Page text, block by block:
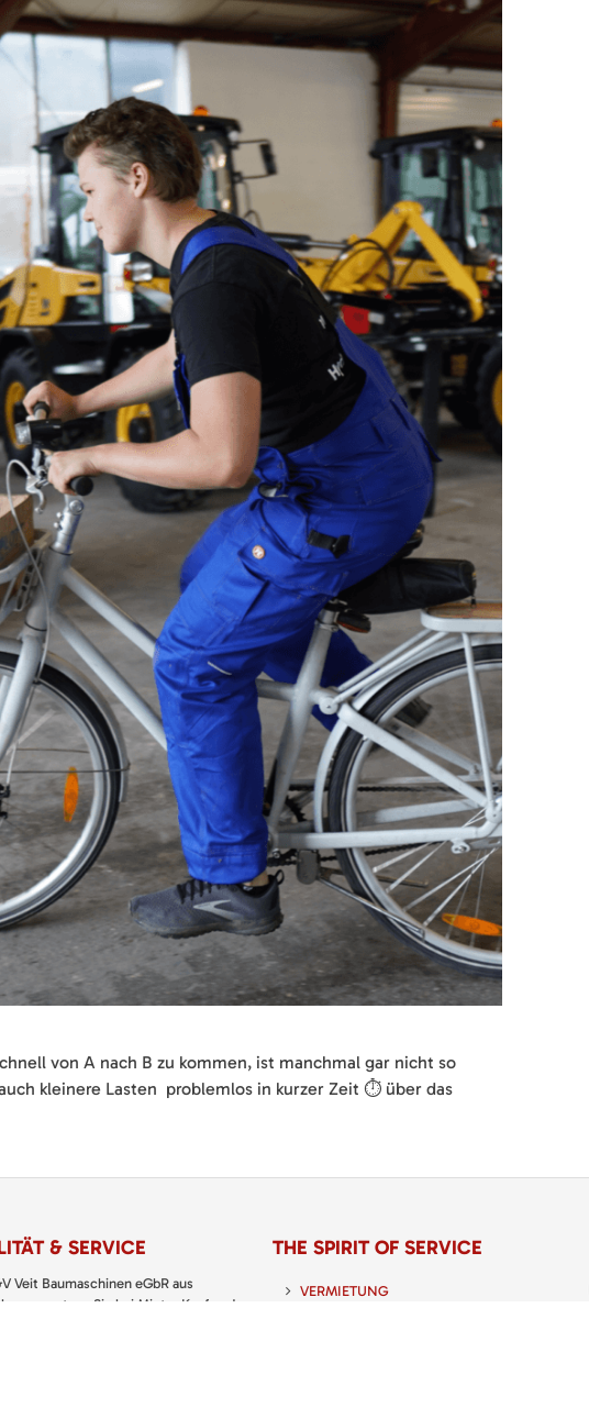
von A nach B zu kommen, ist manchmal gar nicht so
kleinere Lasten problemlos in kurzer Zeit ⏱️ über das
& SERVICE
Veit Baumaschinen eGbR aus
setzen Sie bei Miete, Kauf und
THE SPIRIT OF SERVICE
VERMIETUNG